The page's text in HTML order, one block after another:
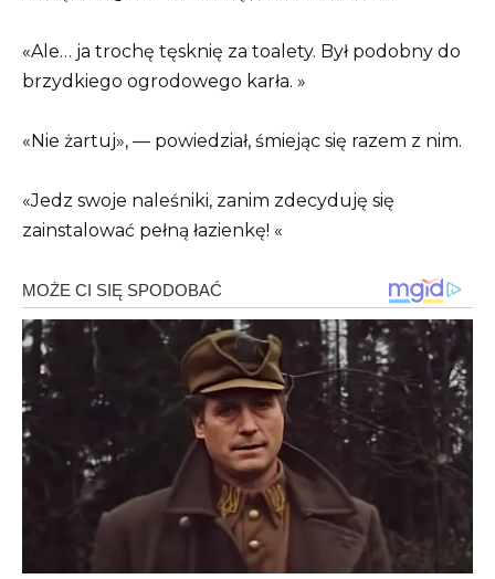
«Ale… ja trochę tęsknię za toalety. Był podobny do
brzydkiego ogrodowego karła. »
«Nie żartuj», — powiedział, śmiejąc się razem z nim.
«Jedz swoje naleśniki, zanim zdecyduję się
zainstalować pełną łazienkę! «